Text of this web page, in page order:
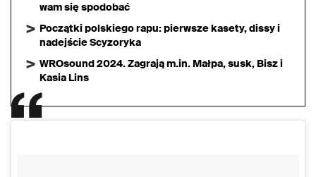
wam się spodobać
Początki polskiego rapu: pierwsze kasety, dissy i
nadejście Scyzoryka
WROsound 2024. Zagrają m.in. Małpa, susk, Bisz i
Kasia Lins